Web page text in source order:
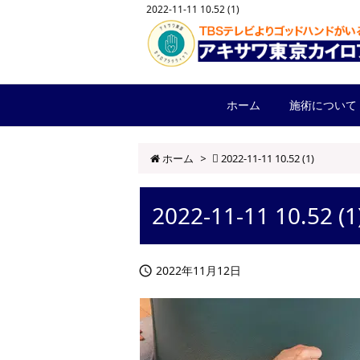
2022-11-11 10.52 (1)
ホーム 施術について
ホーム > 2022-11-11 10.52 (1)
2022-11-11 10.52
 2022年11月12日